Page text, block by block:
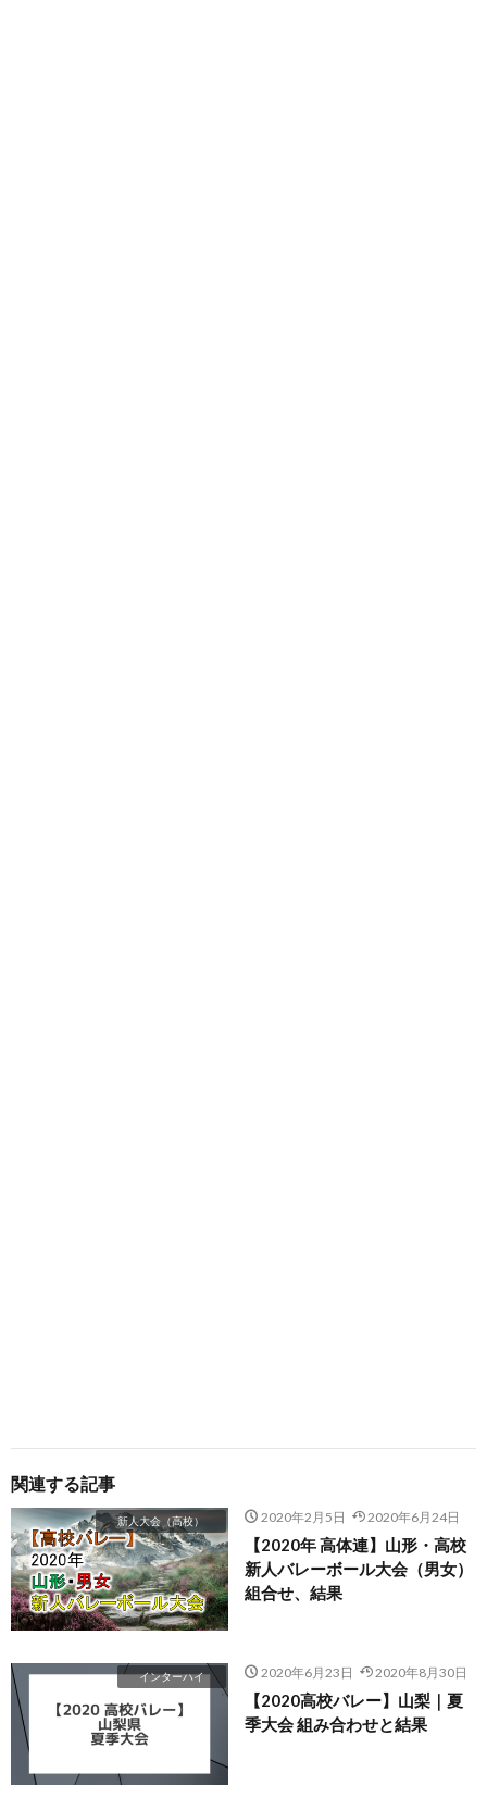
関連する記事
新人大会（高校） 2020年2月5日 2020年6月24日
【2020年 高体連】山形・高校
新人バレーボール大会（男女）
組合せ、結果
インターハイ 2020年6月23日 2020年8月30日
【2020高校バレー】山梨｜夏
季大会 組み合わせと結果